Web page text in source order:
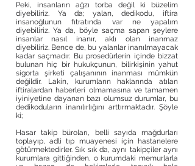
Peki, insanların ağzı torba değil ki büzelim
diyebiliriz. Ya da; yalan, dedikodu, iftira
insanoğlunun fıtratında var ne yapalım
diyebiliriz. Ya da, böyle saçma sapan şeylere
insanlar nasıl inanır, aklı olan inanmaz
diyebiliriz. Bence de, bu yalanlar inanılmayacak
kadar saçmadır. Bu prosedürlerin içinde bizzat
bulunan hiç bir hukukçunun, bilirkişinin yahut
sigorta şirketi çalışanının inanması mümkün
değildir. Lakin, kurumların haklarında atılan
iftiralardan haberleri olmamasına ve tamamen
iyiniyetine dayanan bazı olumsuz durumlar, bu
dedikoduların inanılırlığını arttırmaktadır. Şöyle
ki;
Hasar takip büroları, belli sayıda mağdurları
toplayıp, adli tıp muayenesi için hastanelere
götürmektedirler. Sık sık da, aynı takipçiler aynı
kurumlara gittiğinden, o kurumdaki memurlarla